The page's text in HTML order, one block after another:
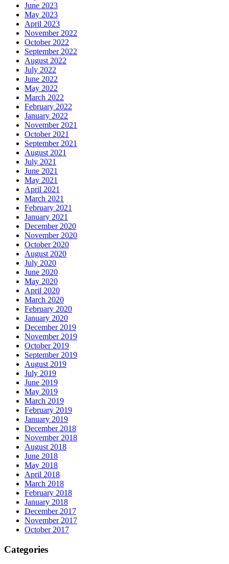
June 2023
May 2023
April 2023
November 2022
October 2022
September 2022
August 2022
July 2022
June 2022
May 2022
March 2022
February 2022
January 2022
November 2021
October 2021
September 2021
August 2021
July 2021
June 2021
May 2021
April 2021
March 2021
February 2021
January 2021
December 2020
November 2020
October 2020
August 2020
July 2020
June 2020
May 2020
April 2020
March 2020
February 2020
January 2020
December 2019
November 2019
October 2019
September 2019
August 2019
July 2019
June 2019
May 2019
March 2019
February 2019
January 2019
December 2018
November 2018
August 2018
June 2018
May 2018
April 2018
March 2018
February 2018
January 2018
December 2017
November 2017
October 2017
Categories